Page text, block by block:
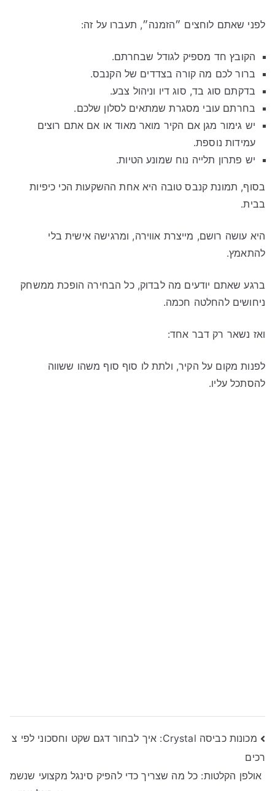
לפני שאתם לוחצים ״הזמנה״, תעברו על זה:
הקובץ חד מספיק לגודל שבחרתם.
ברור לכם מה קורה בצדדים של הקנבס.
בדקתם סוג בד, סוג דיו וניהול צבע.
בחרתם עובי מסגרת שמתאים לסלון שלכם.
יש גימור מגן אם הקיר מואר מאוד או אם אתם רוצים
עמידות נוספת.
יש פתרון תלייה נוח שמונע הטיות.
בסוף, תמונת קנבס טובה היא אחת ההשקעות הכי כיפיות
בבית.
היא עושה רושם, מייצרת אווירה, ומרגישה אישית בלי
להתאמץ.
ברגע שאתם יודעים מה לבדוק, כל הבחירה הופכת ממשחק
ניחושים להחלטה חכמה.
ואז נשאר רק דבר אחד:
לפנות מקום על הקיר, ולתת לו סוף סוף משהו ששווה
להסתכל עליו.
ניווט
מכונות כביסה Crystal: איך לבחור דגם שקט וחסכוני לפי צ
רכים
אולפן הקלטות: כל מה שצריך כדי להפיק סינגל מקצועי שנשמ